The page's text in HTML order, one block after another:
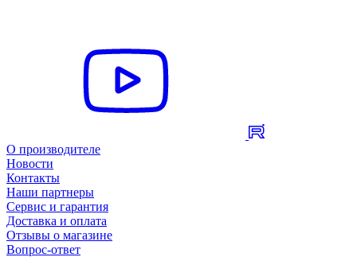
О производителе
Новости
Контакты
Наши партнеры
Сервис и гарантия
Доставка и оплата
Отзывы о магазине
Вопрос-ответ